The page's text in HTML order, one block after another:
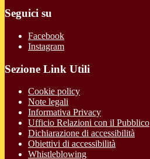
Seguici su
Facebook
Instagram
Sezione Link Utili
Cookie policy
Note legali
Informativa Privacy
Ufficio Relazioni con il Pubblico
Dichiarazione di accessibilità
Obiettivi di accessibilità
Whistleblowing